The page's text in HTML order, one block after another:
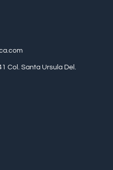
Col. Santa Ursula Del.